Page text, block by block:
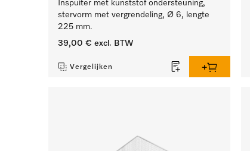
Inspuiter met kunststof ondersteuning,
stervorm met vergrendeling, Ø 6, lengte
225 mm.
39,00 € excl. BTW
Vergelijken